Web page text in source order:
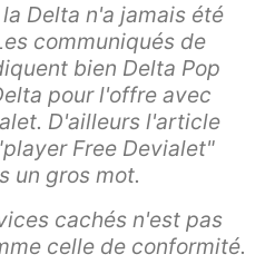
Delta n'a jamais été
communiqués de
bien Delta Pop
pour l'offre avec
D'ailleurs l'article
Free Devialet"
un gros mot.
cachés n'est pas
celle de conformité.